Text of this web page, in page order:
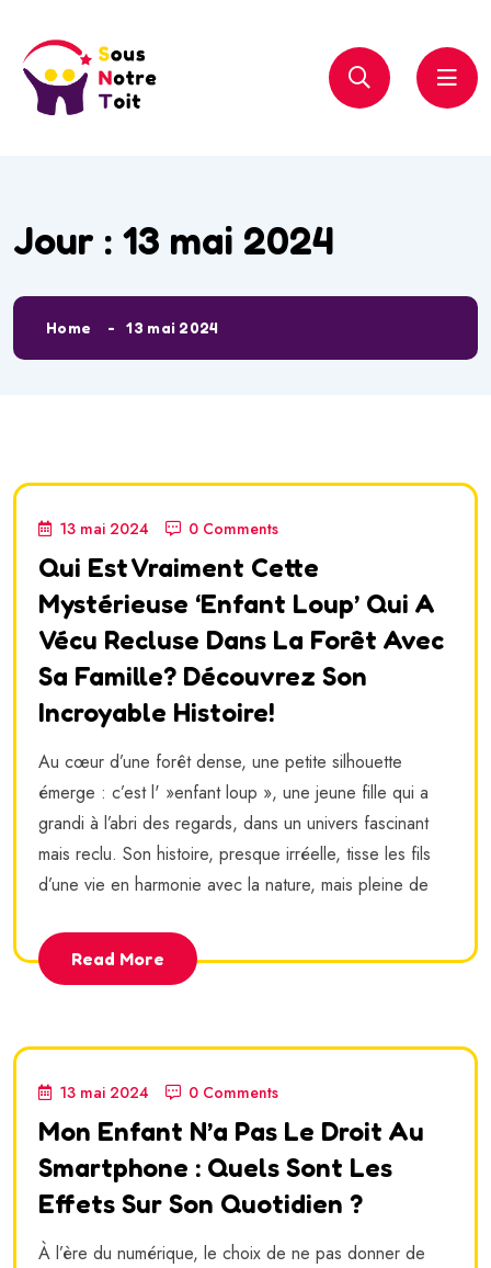
Jour : 13 mai 2024
Home 13 mai 2024
13 mai 2024 0 Comments
Qui Est Vraiment Cette
Mystérieuse ‘enfant Loup’ Qui A
Vécu Recluse Dans La Forêt Avec
Sa Famille? Découvrez Son
Incroyable Histoire!
Au cœur d’une forêt dense, une petite silhouette
émerge : c’est l' »enfant loup », une jeune fille qui a
grandi à l’abri des regards, dans un univers fascinant
mais reclu. Son histoire, presque irréelle, tisse les fils
d’une vie en harmonie avec la nature, mais pleine de
Read More
13 mai 2024 0 Comments
Mon Enfant N’a Pas Le Droit Au
Smartphone : Quels Sont Les
Effets Sur Son Quotidien ?
À l’ère du numérique, le choix de ne pas donner de